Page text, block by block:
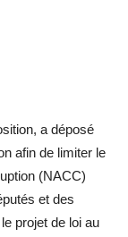
a déposé
afin de limiter le
(NACC)
et des
projet de loi au